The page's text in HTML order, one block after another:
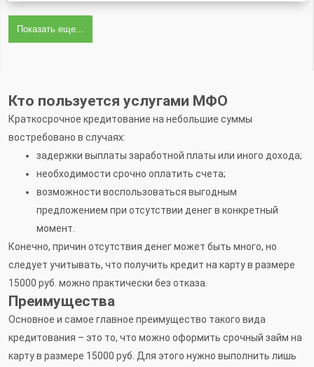
Показать еще...
Кто пользуется услугами МФО
Краткосрочное кредитование на небольшие суммы
востребовано в случаях:
задержки выплаты заработной платы или иного дохода;
необходимости срочно оплатить счета;
возможности воспользоваться выгодным
предложением при отсутствии денег в конкретный
момент.
Конечно, причин отсутствия денег может быть много, но
следует учитывать, что получить кредит на карту в размере
15000 руб. можно практически без отказа.
Преимущества
Основное и самое главное преимущество такого вида
кредитования – это то, что можно оформить срочный займ на
карту в размере 15000 руб. Для этого нужно выполнить лишь